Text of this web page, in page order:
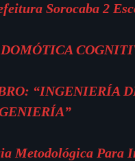
Sorocaba 2
“INGENIERÍA
Metodológica Para